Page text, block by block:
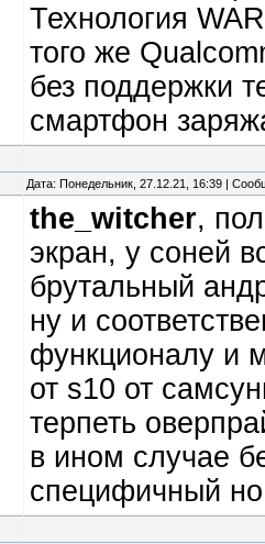
Технология
того же
без поддержки
смартфон
Дата: Понедельник, 27.12.21, 16:39 |
the_witcher,
экран, у соней
брутальный
ну и
функционалу и
от s10 от
терпеть
в ином случае
специфичный